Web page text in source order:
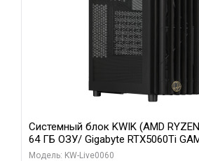
Системный блок KWIK (AMD
64 ГБ ОЗУ/ Gigabyte RTX5060Ti
GDDR7 128bit 3xDP H/ 1 ТБ SSD)
Модель: KW-Live0060